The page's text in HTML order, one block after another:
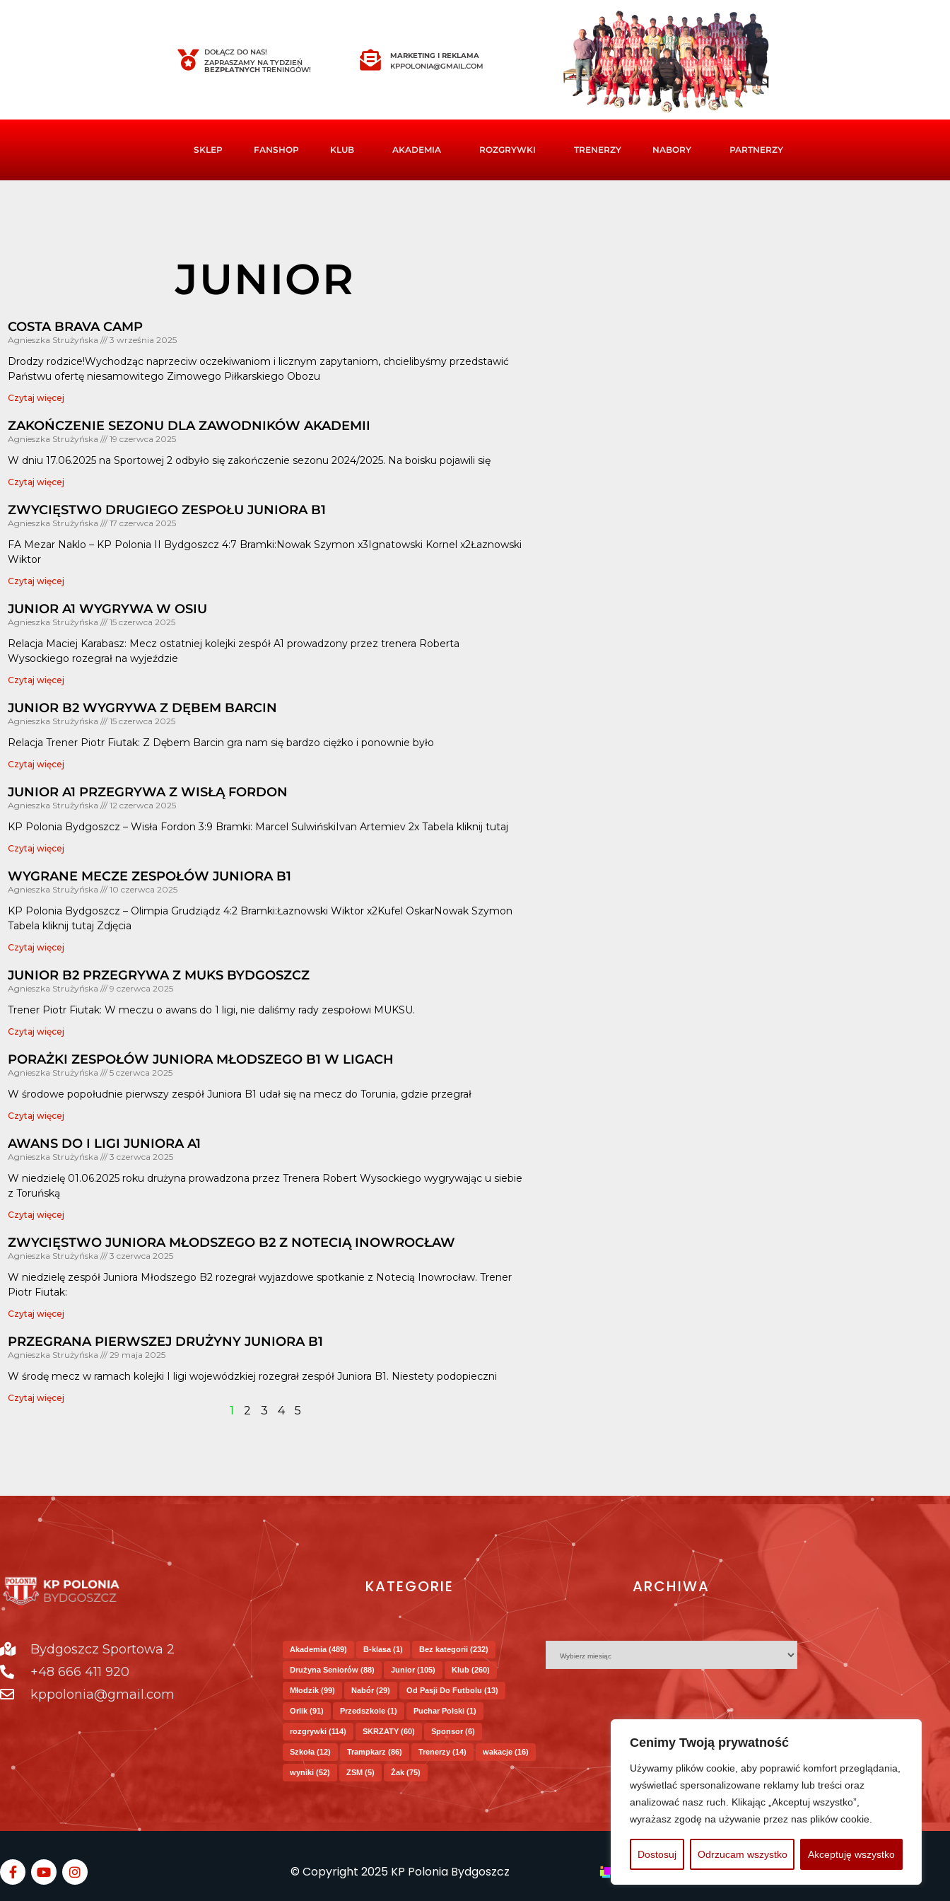
Cenimy Twoją prywatność
Używamy plików cookie, aby poprawić komfort przeglądania,
wyświetlać spersonalizowane reklamy lub treści oraz
analizować nasz ruch. Klikając „Akceptuj wszystko”,
wyrażasz zgodę na używanie przez nas plików cookie.
Dostosuj Odrzucam wszystko Akceptuję wszystko
DOŁĄCZ DO NAS!
ZAPRASZAMY NA TYDZIEŃ
BEZPŁATNYCH TRENINGÓW!
MARKETING I REKLAMA
KPPOLONIA@GMAIL.COM
SKLEP FANSHOP KLUB AKADEMIA ROZGRYWKI TRENERZY NABORY PARTNERZY
JUNIOR
COSTA BRAVA CAMP
Agnieszka Strużyńska 3 września 2025
Drodzy rodzice!Wychodząc naprzeciw oczekiwaniom i licznym zapytaniom, chcielibyśmy przedstawić
Państwu ofertę niesamowitego Zimowego Piłkarskiego Obozu
Czytaj więcej
ZAKOŃCZENIE SEZONU DLA ZAWODNIKÓW AKADEMII
Agnieszka Strużyńska 19 czerwca 2025
W dniu 17.06.2025 na Sportowej 2 odbyło się zakończenie sezonu 2024/2025. Na boisku pojawili się
Czytaj więcej
ZWYCIĘSTWO DRUGIEGO ZESPOŁU JUNIORA B1
Agnieszka Strużyńska 17 czerwca 2025
FA Mezar Naklo – KP Polonia II Bydgoszcz 4:7 Bramki:Nowak Szymon x3Ignatowski Kornel x2Łaznowski
Wiktor
Czytaj więcej
JUNIOR A1 WYGRYWA W OSIU
Agnieszka Strużyńska 15 czerwca 2025
Relacja Maciej Karabasz: Mecz ostatniej kolejki zespół A1 prowadzony przez trenera Roberta
Wysockiego rozegrał na wyjeździe
Czytaj więcej
JUNIOR B2 WYGRYWA Z DĘBEM BARCIN
Agnieszka Strużyńska 15 czerwca 2025
Relacja Trener Piotr Fiutak: Z Dębem Barcin gra nam się bardzo ciężko i ponownie było
Czytaj więcej
JUNIOR A1 PRZEGRYWA Z WISŁĄ FORDON
Agnieszka Strużyńska 12 czerwca 2025
KP Polonia Bydgoszcz – Wisła Fordon 3:9 Bramki: Marcel SulwińskiIvan Artemiev 2x Tabela kliknij tutaj
Czytaj więcej
WYGRANE MECZE ZESPOŁÓW JUNIORA B1
Agnieszka Strużyńska 10 czerwca 2025
KP Polonia Bydgoszcz – Olimpia Grudziądz 4:2 Bramki:Łaznowski Wiktor x2Kufel OskarNowak Szymon
Tabela kliknij tutaj Zdjęcia
Czytaj więcej
JUNIOR B2 PRZEGRYWA Z MUKS BYDGOSZCZ
Agnieszka Strużyńska 9 czerwca 2025
Trener Piotr Fiutak: W meczu o awans do 1 ligi, nie daliśmy rady zespołowi MUKSU.
Czytaj więcej
PORAŻKI ZESPOŁÓW JUNIORA MŁODSZEGO B1 W LIGACH
Agnieszka Strużyńska 5 czerwca 2025
W środowe popołudnie pierwszy zespół Juniora B1 udał się na mecz do Torunia, gdzie przegrał
Czytaj więcej
AWANS DO I LIGI JUNIORA A1
Agnieszka Strużyńska 3 czerwca 2025
W niedzielę 01.06.2025 roku drużyna prowadzona przez Trenera Robert Wysockiego wygrywając u siebie
z Toruńską
Czytaj więcej
ZWYCIĘSTWO JUNIORA MŁODSZEGO B2 Z NOTECIĄ INOWROCŁAW
Agnieszka Strużyńska 3 czerwca 2025
W niedzielę zespół Juniora Młodszego B2 rozegrał wyjazdowe spotkanie z Notecią Inowrocław. Trener
Piotr Fiutak:
Czytaj więcej
PRZEGRANA PIERWSZEJ DRUŻYNY JUNIORA B1
Agnieszka Strużyńska 29 maja 2025
W środę mecz w ramach kolejki I ligi wojewódzkiej rozegrał zespół Juniora B1. Niestety podopieczni
Czytaj więcej
1 2 3 4 5
Bydgoszcz Sportowa 2
+48 666 411 920
kppolonia@gmail.com
KATEGORIE
Akademia(489) B-klasa(1) Bez kategorii(232)
Drużyna Seniorów(88) Junior(105) Klub(260)
Młodzik(99) Nabór(29) Od Pasji Do Futbolu (13)
Orlik(91) Przedszkole(1) Puchar Polski(1)
rozgrywki(114) SKRZATY(60) Sponsor(6)
Szkoła(12) Trampkarz (86) Trenerzy(14) wakacje(16)
wyniki(52) ZSM(5) Żak(75)
ARCHIWA
© Copyright 2025 KP Polonia Bydgoszcz PROTRAINUP